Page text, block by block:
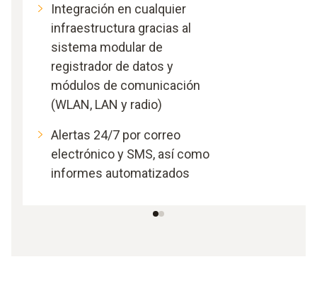
Integración en cualquier
infraestructura gracias al
sistema modular de
registrador de datos y
módulos de comunicación
(WLAN, LAN y radio)
Alertas 24/7 por correo
electrónico y SMS, así como
informes automatizados